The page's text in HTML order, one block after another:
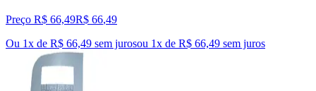
Preço R$ 66,49R$ 66,49
Ou 1x de R$ 66,49 sem jurosou 1x de R$ 66,49 sem juros